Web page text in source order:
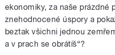
ekonomiky, za naše prázdné
znehodnocené úspory a
beztak všichni jednou
a v prach se obrátíš“?